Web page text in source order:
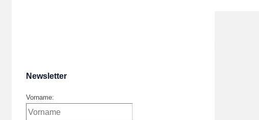
Newsletter
Vorname: